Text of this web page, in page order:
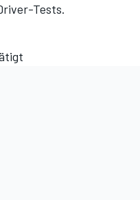
Tests.